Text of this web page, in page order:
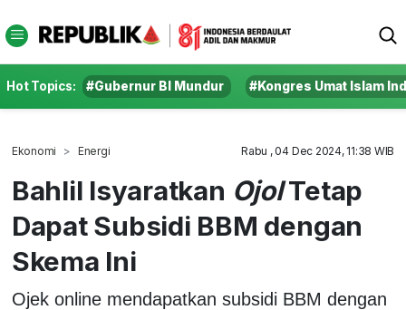
Hot Topics: #Gubernur BI Mundur #Kongres Umat Islam
Ekonomi Energi Rabu , 04 Dec 2024, 11:38 WIB
Bahlil Isyaratkan OjolTetap
Dapat Subsidi BBM dengan
Skema Ini
Ojek online mendapatkan subsidi BBM dengan